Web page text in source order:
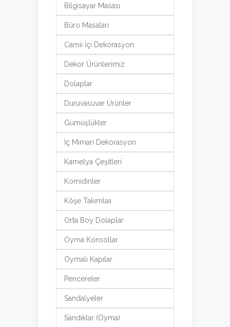
Bilgisayar Masası
Büro Masaları
Camii İçi Dekorasyon
Dekor Ürünlerimiz
Dolaplar
Duruvasuvar Ürünler
Gümüşlükler
İç Mimari Dekorasyon
Kamelya Çeşitleri
Komidinler
Köşe Takımlaıı
Orta Boy Dolaplar
Oyma Konsollar
Oymalı Kapılar
Pencereler
Sandalyeler
Sandıklar (Oyma)